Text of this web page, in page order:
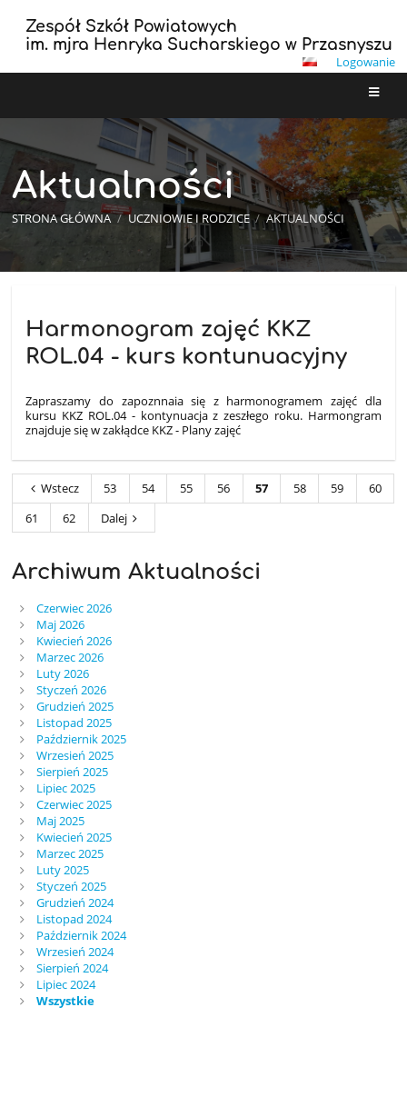
Zespół Szkół Powiatowych
im. mjra Henryka Sucharskiego w Przasnyszu
Logowanie
Aktualności
STRONA GŁÓWNA / UCZNIOWIE I RODZICE / AKTUALNOŚCI
Harmonogram zajęć KKZ
ROL.04 - kurs kontunuacyjny
Zapraszamy do zapoznnaia się z harmonogramem zajęć dla
kursu KKZ ROL.04 - kontynuacja z zeszłego roku. Harmongram
znajduje się w zakłądce KKZ - Plany zajęć
Wstecz 53 54 55 56 57 58 59
60
61
62 Dalej
Archiwum Aktualności
Czerwiec 2026
Maj 2026
Kwiecień 2026
Marzec 2026
Luty 2026
Styczeń 2026
Grudzień 2025
Listopad 2025
Październik 2025
Wrzesień 2025
Sierpień 2025
Lipiec 2025
Czerwiec 2025
Maj 2025
Kwiecień 2025
Marzec 2025
Luty 2025
Styczeń 2025
Grudzień 2024
Listopad 2024
Październik 2024
Wrzesień 2024
Sierpień 2024
Lipiec 2024
Wszystkie